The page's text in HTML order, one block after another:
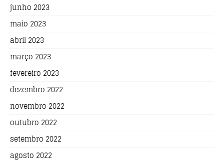
junho 2023
maio 2023
abril 2023
março 2023
fevereiro 2023
dezembro 2022
novembro 2022
outubro 2022
setembro 2022
agosto 2022